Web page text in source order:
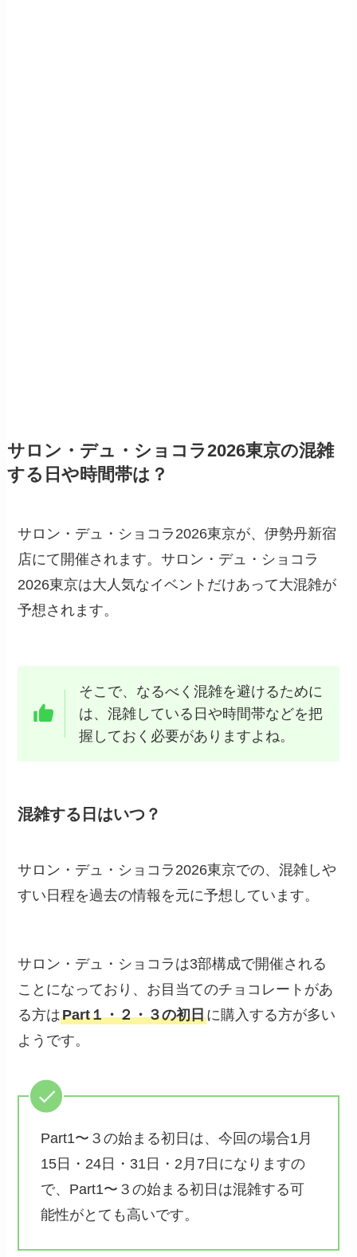
サロン・デュ・ショコラ2026東京の混雑
する日や時間帯は？
サロン・デュ・ショコラ2026東京が、伊勢丹新宿
店にて開催されます。サロン・デュ・ショコラ
2026東京は大人気なイベントだけあって大混雑が
予想されます。
そこで、なるべく混雑を避けるために
は、混雑している日や時間帯などを把
握しておく必要がありますよね。
混雑する日はいつ？
サロン・デュ・ショコラ2026東京での、混雑しや
すい日程を過去の情報を元に予想しています。
サロン・デュ・ショコラは3部構成で開催される
ことになっており、お目当てのチョコレートがあ
る方はPart１・２・３の初日に購入する方が多い
ようです。
Part1〜３の始まる初日は、今回の場合1月
15日・24日・31日・2月7日になりますの
で、Part1〜３の始まる初日は混雑する可
能性がとても高いです。